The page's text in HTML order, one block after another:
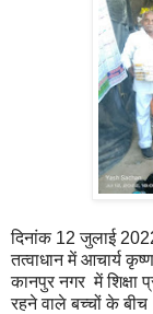
दिनांक 12 जुलाई
तत्वाधान में आचार्य
कानपुर नगर में शिक्षा
रहने वाले बच्चों के बीच